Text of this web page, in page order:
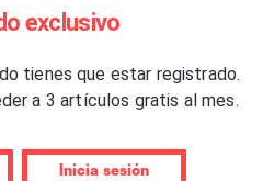
con“La cinta”
trabajo, de 2022, fuela
“Alba. A Wildlife
lynchiano. Esto último
exclusivo
tienes que estar registrado.
a 3 artículos gratis al mes.
Inicia sesión